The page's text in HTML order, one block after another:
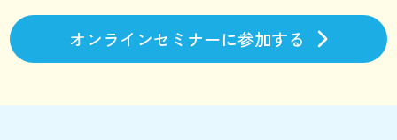
オンラインセミナーに参加する